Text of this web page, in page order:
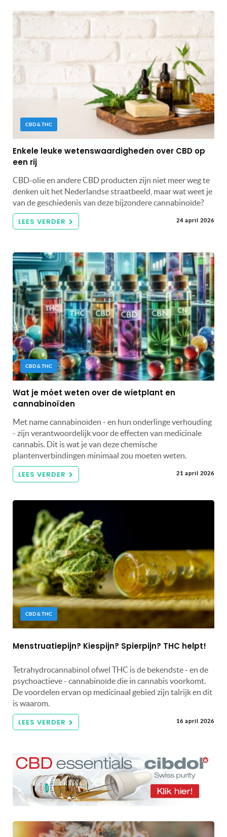
CBD & THC
Enkele leuke wetenswaardigheden over CBD op
een rij
CBD-olie en andere CBD producten zijn niet meer weg te
denken uit het Nederlandse straatbeeld, maar wat weet je
van de geschiedenis van deze bijzondere cannabinoïde?
LEES VERDER 24 april 2026
CBD & THC
Wat je móet weten over de wietplant en
cannabinoïden
Met name cannabinoïden - en hun onderlinge verhouding
- zijn verantwoordelijk voor de effecten van medicinale
cannabis. Dit is wat je van deze chemische
plantenverbindingen minimaal zou moeten weten.
LEES VERDER 21 april 2026
CBD & THC
Menstruatiepijn? Kiespijn? Spierpijn? THC helpt!
Tetrahydrocannabinol ofwel THC is de bekendste - en de
psychoactieve - cannabinoïde die in cannabis voorkomt.
De voordelen ervan op medicinaal gebied zijn talrijk en dit
is waarom.
LEES VERDER 16 april 2026